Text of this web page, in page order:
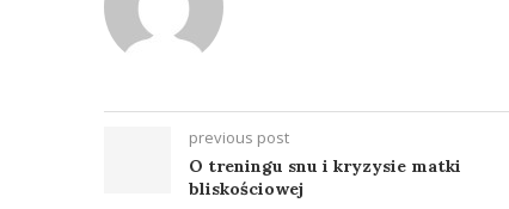
previous post
O treningu snu i kryzysie matki
bliskościowej